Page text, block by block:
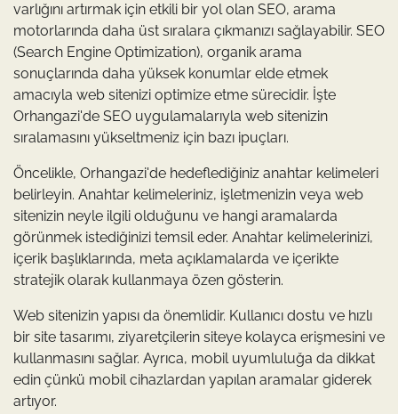
varlığını artırmak için etkili bir yol olan SEO, arama
motorlarında daha üst sıralara çıkmanızı sağlayabilir. SEO
(Search Engine Optimization), organik arama
sonuçlarında daha yüksek konumlar elde etmek
amacıyla web sitenizi optimize etme sürecidir. İşte
Orhangazi'de SEO uygulamalarıyla web sitenizin
sıralamasını yükseltmeniz için bazı ipuçları.
Öncelikle, Orhangazi'de hedeflediğiniz anahtar kelimeleri
belirleyin. Anahtar kelimeleriniz, işletmenizin veya web
sitenizin neyle ilgili olduğunu ve hangi aramalarda
görünmek istediğinizi temsil eder. Anahtar kelimelerinizi,
içerik başlıklarında, meta açıklamalarda ve içerikte
stratejik olarak kullanmaya özen gösterin.
Web sitenizin yapısı da önemlidir. Kullanıcı dostu ve hızlı
bir site tasarımı, ziyaretçilerin siteye kolayca erişmesini ve
kullanmasını sağlar. Ayrıca, mobil uyumluluğa da dikkat
edin çünkü mobil cihazlardan yapılan aramalar giderek
artıyor.